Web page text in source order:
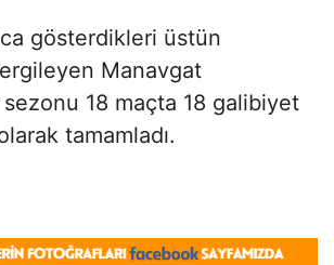
gösterdikleri üstün
Manavgat
18 maçta 18 galibiyet
tamamladı.